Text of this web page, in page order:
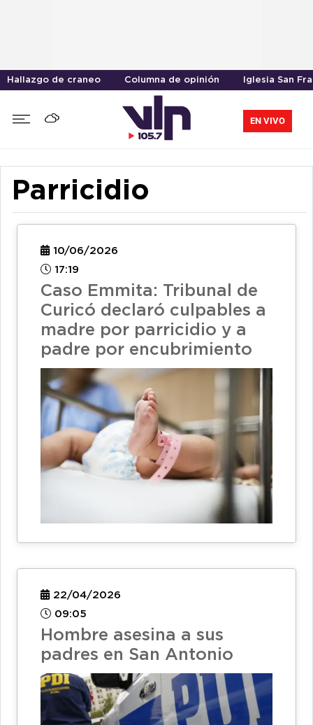
Hallazgo de craneo Columna de opinión Iglesia San
EN VIVO
Parricidio
10/06/2026
17:19
Caso Emmita: Tribunal de
Curicó declaró culpables a
madre por parricidio y a
padre por encubrimiento
22/04/2026
09:05
Hombre asesina a sus
padres en San Antonio